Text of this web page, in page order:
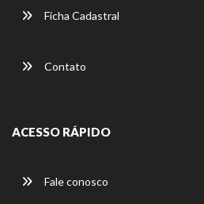
Ficha Cadastral
Contato
ACESSO RÁPIDO
Fale conosco